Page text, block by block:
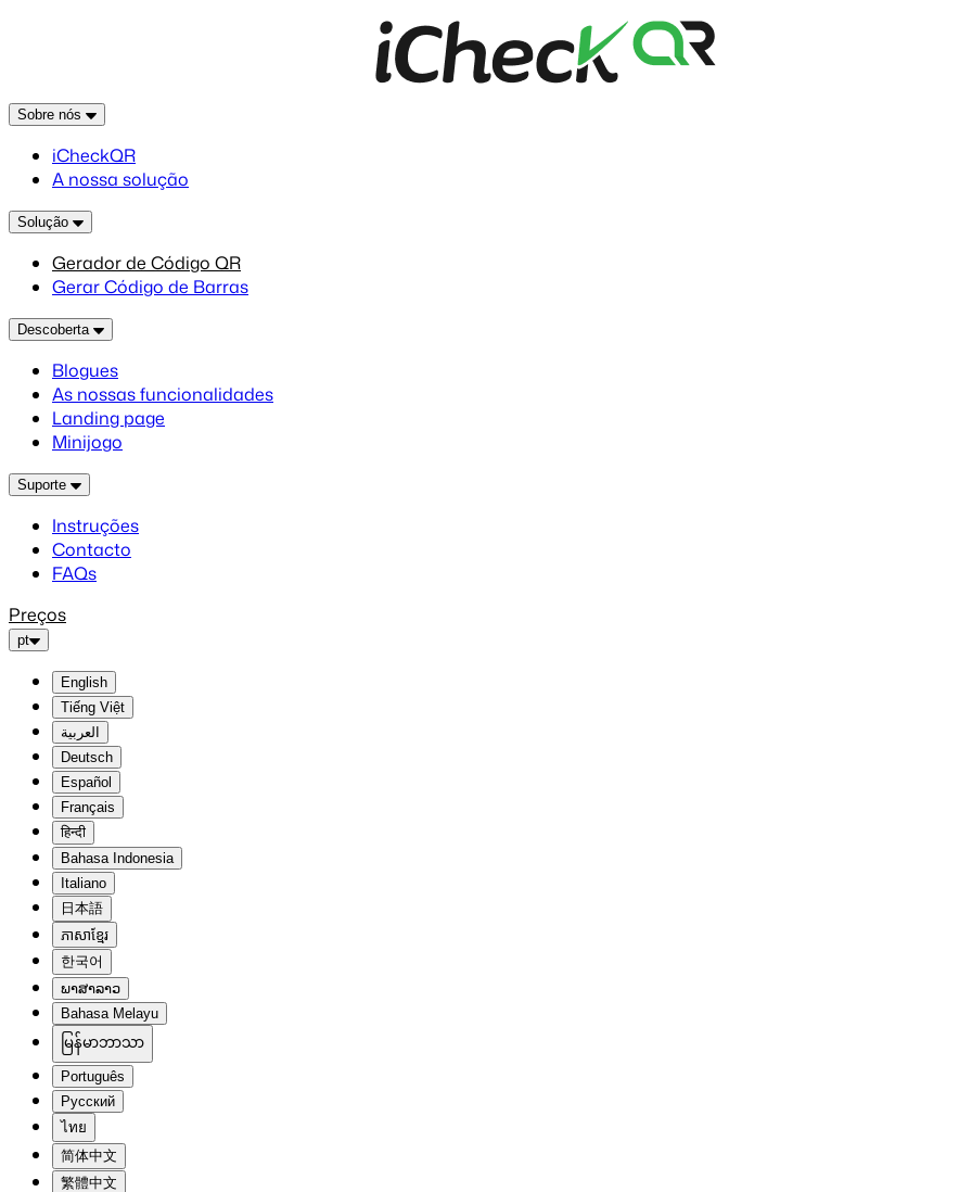
Sobre nós
iCheckQR
A nossa solução
Solução
Gerador de Código QR
Gerar Código de Barras
Descoberta
Blogues
As nossas funcionalidades
Landing page
Minijogo
Suporte
Instruções
Contacto
FAQs
Preços
pt
English
Tiếng Việt
العربية
Deutsch
Español
Français
हिन्दी
Bahasa Indonesia
Italiano
日本語
ភាសាខ្មែរ
한국어
ພາສາລາວ
Bahasa Melayu
မြန်မာဘာသာ
Português
Русский
ไทย
简体中文
繁體中文